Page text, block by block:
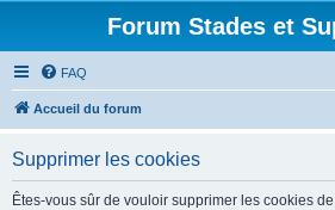
Forum Stades et
FAQ
Accueil du forum
Supprimer les cookies
Êtes-vous sûr de vouloir supprimer les cookies